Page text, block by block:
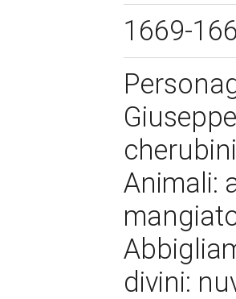
1669-
Animali:
divini: